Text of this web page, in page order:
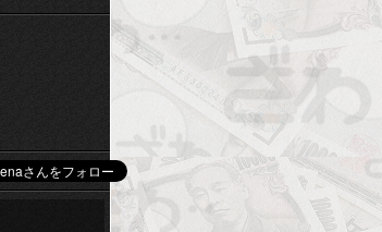
ラ
イ
ジ